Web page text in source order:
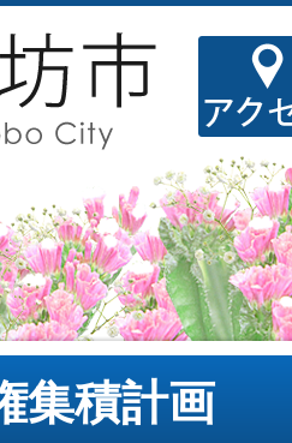
集積計画